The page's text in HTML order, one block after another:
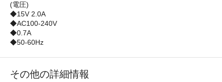
(電圧)
◆15V 2.0A
◆AC100-240V
◆0.7A
◆50-60Hz
その他の詳細情報